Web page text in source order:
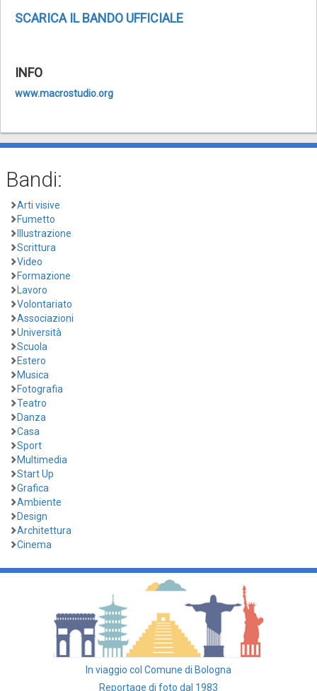
SCARICA IL BANDO UFFICIALE
INFO
www.macrostudio.org
Bandi:
Arti visive
Fumetto
Illustrazione
Scrittura
Video
Formazione
Lavoro
Volontariato
Associazioni
Università
Scuola
Estero
Musica
Fotografia
Teatro
Danza
Casa
Sport
Multimedia
Start Up
Grafica
Ambiente
Design
Architettura
Cinema
In viaggio col Comune di Bologna
Reportage di foto dal 1983